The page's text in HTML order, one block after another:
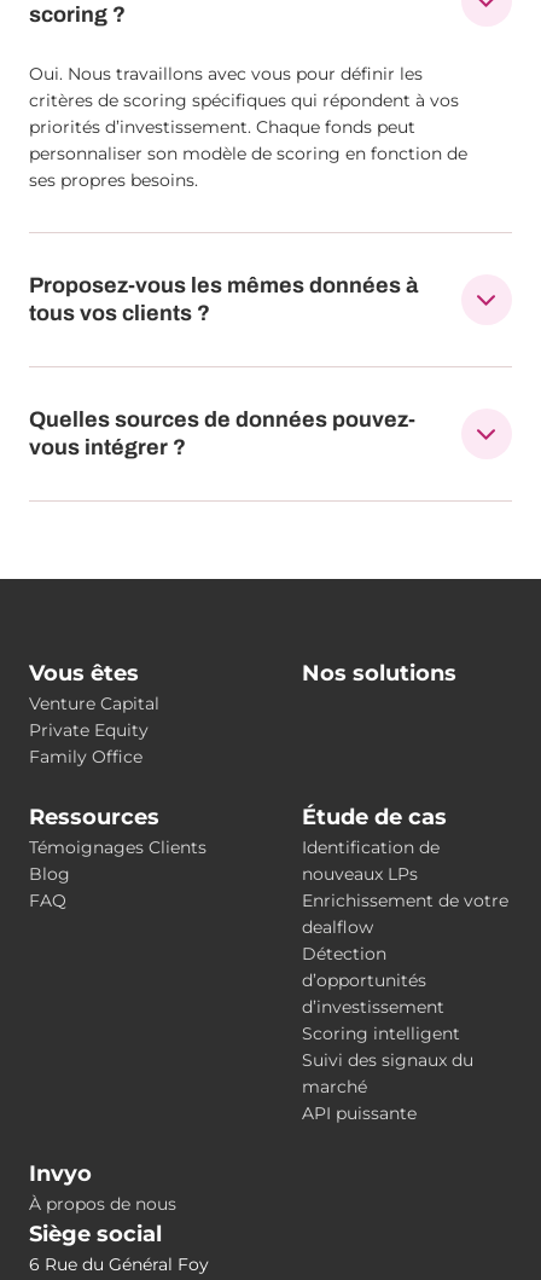
scoring ?
Oui. Nous travaillons avec vous pour définir les
critères de scoring spécifiques qui répondent à vos
priorités d’investissement. Chaque fonds peut
personnaliser son modèle de scoring en fonction de
ses propres besoins.
Proposez-vous les mêmes données à
tous vos clients ?
Quelles sources de données pouvez-
vous intégrer ?
Vous êtes
Venture Capital
Private Equity
Family Office
Nos solutions
Ressources
Témoignages Clients
Blog
FAQ
Étude de cas
Identification de
nouveaux LPs
Enrichissement de votre
dealflow
Détection
d’opportunités
d’investissement
Scoring intelligent
Suivi des signaux du
marché
API puissante
Invyo
À propos de nous
Siège social
6 Rue du Général Foy